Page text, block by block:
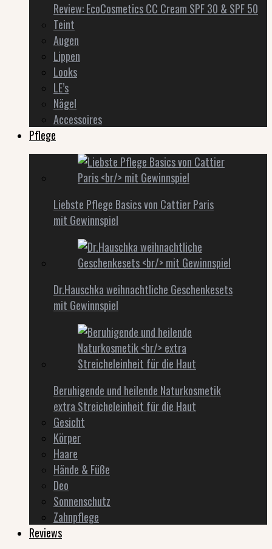
Review: EcoCosmetics CC Cream SPF 30 & SPF 50
Teint
Augen
Lippen
Looks
LE’s
Nägel
Accessoires
Pflege
Liebste Pflege Basics von Cattier Paris
mit Gewinnspiel
Dr.Hauschka weihnachtliche Geschenkesets
mit Gewinnspiel
Beruhigende und heilende Naturkosmetik
extra Streicheleinheit für die Haut
Gesicht
Körper
Haare
Hände & Füße
Deo
Sonnenschutz
Zahnpflege
Reviews